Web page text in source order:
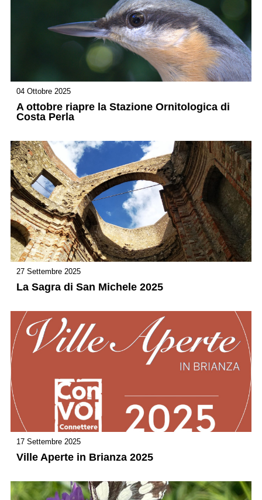
04 Ottobre 2025
A ottobre riapre la Stazione Ornitologica di
Costa Perla
27 Settembre 2025
La Sagra di San Michele 2025
17 Settembre 2025
Ville Aperte in Brianza 2025